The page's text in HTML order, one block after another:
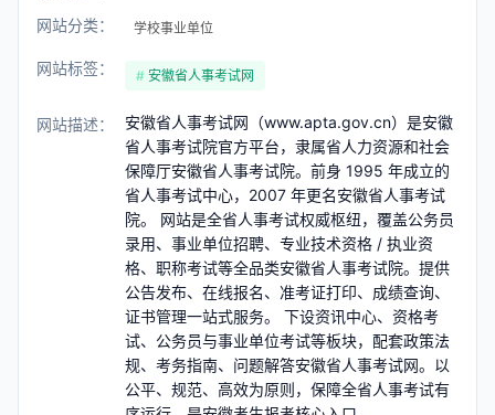
网站分类：
学校事业单位
网站标签： 安徽省人事考试网
网站描述：
安徽省人事考试网（www.apta.gov.cn）是安徽
省人事考试院官方平台，隶属省人力资源和社会
保障厅安徽省人事考试院。前身 1995 年成立的
省人事考试中心，2007 年更名安徽省人事考试
院。 网站是全省人事考试权威枢纽，覆盖公务员
录用、事业单位招聘、专业技术资格 / 执业资
格、职称考试等全品类安徽省人事考试院。提供
公告发布、在线报名、准考证打印、成绩查询、
证书管理一站式服务。 下设资讯中心、资格考
试、公务员与事业单位考试等板块，配套政策法
规、考务指南、问题解答安徽省人事考试网。以
公平、规范、高效为原则，保障全省人事考试有